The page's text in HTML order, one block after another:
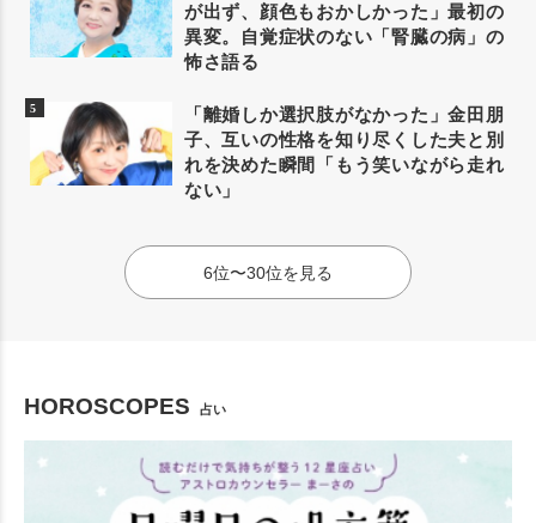
が出ず、顔色もおかしかった」最初の
異変。自覚症状のない「腎臓の病」の
怖さ語る
「離婚しか選択肢がなかった」金田朋
子、互いの性格を知り尽くした夫と別
れを決めた瞬間「もう笑いながら走れ
ない」
6位〜30位を見る
HOROSCOPES 占い